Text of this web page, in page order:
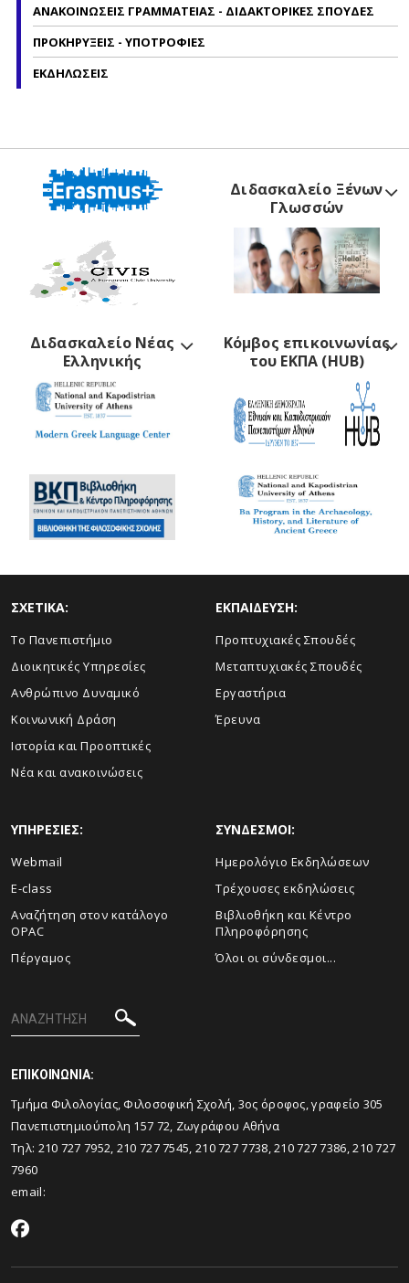
ΑΝΑΚΟΙΝΩΣΕΙΣ ΓΡΑΜΜΑΤΕΙΑΣ - ΔΙΔΑΚΤΟΡΙΚΕΣ ΣΠΟΥΔΕΣ
ΠΡΟΚΗΡΥΞΕΙΣ - ΥΠΟΤΡΟΦΙΕΣ
ΕΚΔΗΛΩΣΕΙΣ
Διδασκαλείο Ξένων
Γλωσσών
Διδασκαλείο Νέας
Ελληνικής
Κόμβος επικοινωνίας
του ΕΚΠΑ (HUB)
ΣΧΕΤΙΚΑ:
Το Πανεπιστήμιο
Διοικητικές Υπηρεσίες
Ανθρώπινο Δυναμικό
Κοινωνική Δράση
Ιστορία και Προοπτικές
Νέα και ανακοινώσεις
ΕΚΠΑΙΔΕΥΣΗ:
Προπτυχιακές Σπουδές
Μεταπτυχιακές Σπουδές
Εργαστήρια
Έρευνα
ΥΠΗΡΕΣΙΕΣ:
Webmail
E-class
Αναζήτηση στον κατάλογο
OPAC
Πέργαμος
ΣΥΝΔΕΣΜΟΙ:
Ημερολόγιο Εκδηλώσεων
Τρέχουσες εκδηλώσεις
Βιβλιοθήκη και Κέντρο
Πληροφόρησης
Όλοι οι σύνδεσμοι...
ΕΠΙΚΟΙΝΩΝΙΑ:
Tμήμα Φιλολογίας, Φιλοσοφική Σχολή, 3ος όροφος, γραφείο 305
Πανεπιστημιούπολη 157 72, Ζωγράφου Αθήνα
Τηλ: 210 727 7952, 210 727 7545, 210 727 7738, 210 727 7386, 210 727
7960
email: